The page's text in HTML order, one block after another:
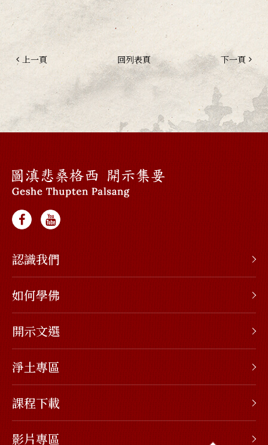
上一頁 回列表頁 下一頁
認識我們
如何學佛
開示文選
淨土專區
課程下載
影片專區